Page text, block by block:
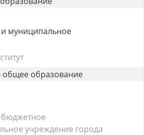
и муниципальное
общее образование
бюджетное
учреждение города